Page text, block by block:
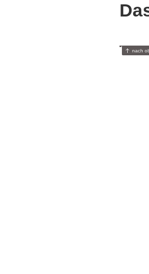
nach